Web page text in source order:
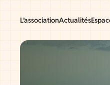
L’associationActualités